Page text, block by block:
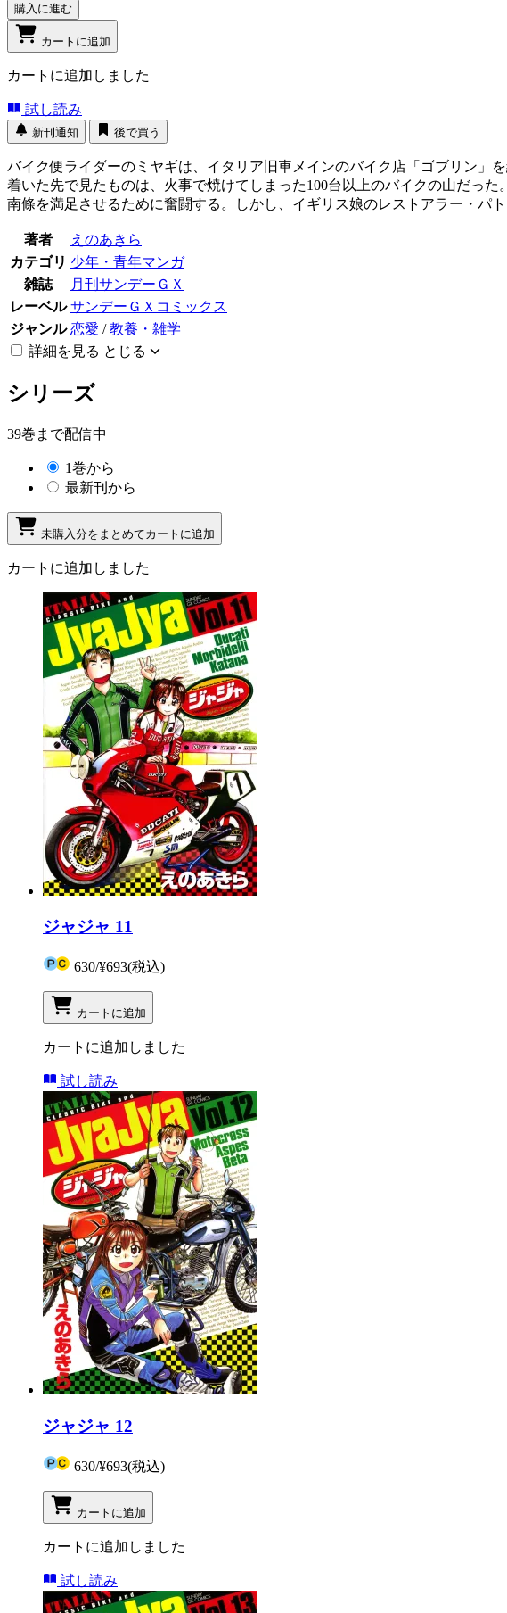
購入に進む
カートに追加
カートに追加しました
試し読み
新刊通知 後で買う
バイク便ライダーのミヤギは、イタリア旧車メインのバイク店「ゴブリン」
着いた先で見たものは、火事で焼けてしまった100台以上のバイクの山だっ
南條を満足させるために奮闘する。しかし、イギリス娘のレストアラー・
著者
えのあきら
カテゴリ 少年・青年マンガ
雑誌
月刊サンデーＧＸ
レーベル サンデーＧＸコミックス
ジャンル 恋愛 /教養・雑学
詳細を見る とじる
シリーズ
39巻まで配信中
1巻から
最新刊から
未購入分をまとめてカートに追加
カートに追加しました
ジャジャ 11
630/¥693(税込)
カートに追加
カートに追加しました
試し読み
ジャジャ 12
630/¥693(税込)
カートに追加
カートに追加しました
試し読み